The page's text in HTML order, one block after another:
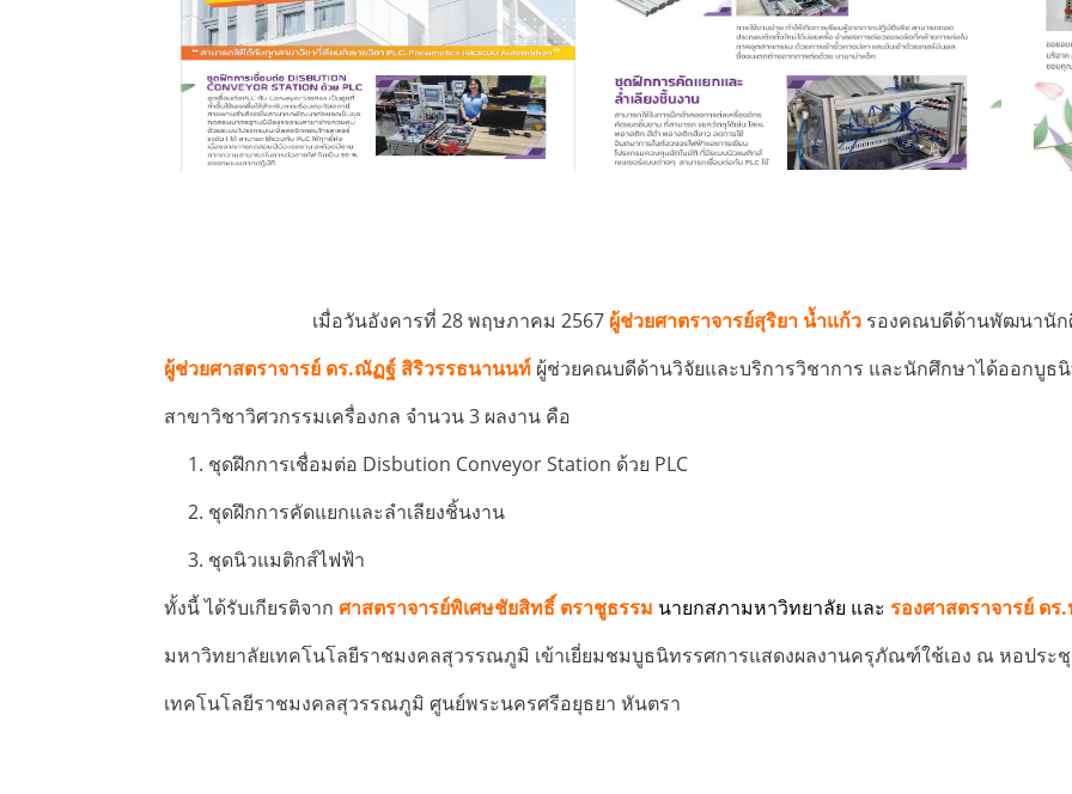
เมื่อวันอังคารที่ 28 พฤษภาคม 2567 ผู้ช่วยศาตราจารย์สุริยา น้ำแก้ว รองคณบดีด้านพัฒนานัก
ผู้ช่วยศาสตราจารย์ ดร.ณัฏฐ์ สิริวรรธนานนท์ ผู้ช่วยคณบดีด้านวิจัยและบริการวิชาการ และนักศึกษาได้ออกบูธ
สาขาวิชาวิศวกรรมเครื่องกล จำนวน 3 ผลงาน คือ
1. ชุดฝึกการเชื่อมต่อ Disbution Conveyor Station ด้วย PLC
2. ชุดฝึกการคัดแยกและลำเลียงชิ้นงาน
3. ชุดนิวแมติกส์ไฟฟ้า
ทั้งนี้ ได้รับเกียรติจาก ศาสตราจารย์พิเศษชัยสิทธิ์ ตราชูธรรม นายกสภามหาวิทยาลัย และ รองศาสตราจารย์ ด
มหาวิทยาลัยเทคโนโลยีราชมงคลสุวรรณภูมิ เข้าเยี่ยมชมบูธนิทรรศการแสดงผลงานครุภัณฑ์ใช้เอง ณ หอประ
เทคโนโลยีราชมงคลสุวรรณภูมิ ศูนย์พระนครศรีอยุธยา หันตรา